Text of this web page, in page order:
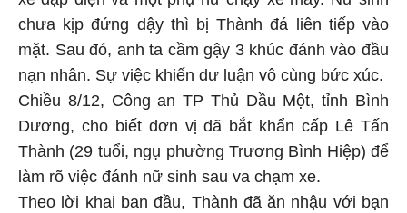
chưa kịp đứng dậy thì bị Thành đá liên tiếp vào
mặt. Sau đó, anh ta cầm gậy 3 khúc đánh vào đầu
nạn nhân. Sự việc khiến dư luận vô cùng bức xúc.
Chiều 8/12, Công an TP Thủ Dầu Một, tỉnh Bình
Dương, cho biết đơn vị đã bắt khẩn cấp Lê Tấn
Thành (29 tuổi, ngụ phường Trương Bình Hiệp) để
làm rõ việc đánh nữ sinh sau va chạm xe.
Theo lời khai ban đầu, Thành đã ăn nhậu với bạn